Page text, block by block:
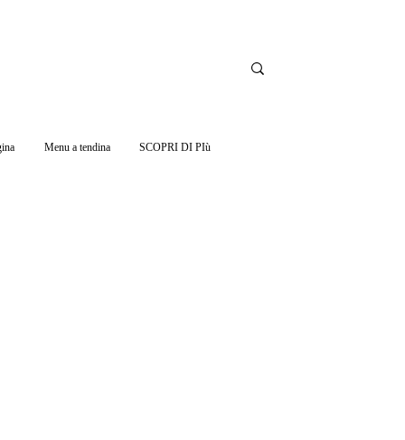
Menu a tendina SCOPRI DI PIù